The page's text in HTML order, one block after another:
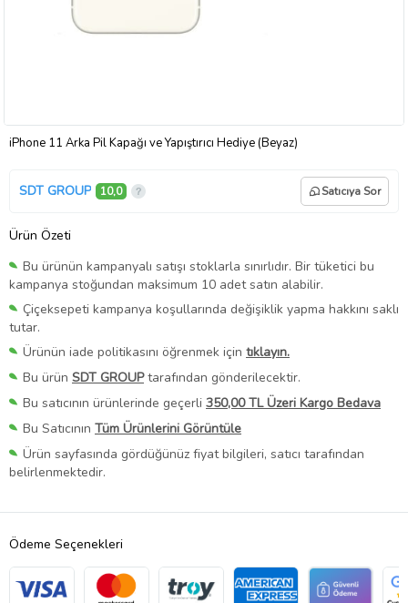
iPhone 11 Arka Pil Kapağı ve Yapıştırıcı Hediye (Beyaz)
SDT GROUP 10,0 Satıcıya Sor
Ürün Özeti
Bu ürünün kampanyalı satışı stoklarla sınırlıdır. Bir tüketici bu
kampanya stoğundan maksimum 10 adet satın alabilir.
Çiçeksepeti kampanya koşullarında değişiklik yapma hakkını saklı
tutar.
Ürünün iade politikasını öğrenmek için tıklayın.
Bu ürün SDT GROUPtarafından gönderilecektir.
Bu satıcının ürünlerinde geçerli 350,00 TL Üzeri Kargo Bedava
Bu Satıcının Tüm Ürünlerini Görüntüle
Ürün sayfasında gördüğünüz fiyat bilgileri, satıcı tarafından
belirlenmektedir.
Ödeme Seçenekleri